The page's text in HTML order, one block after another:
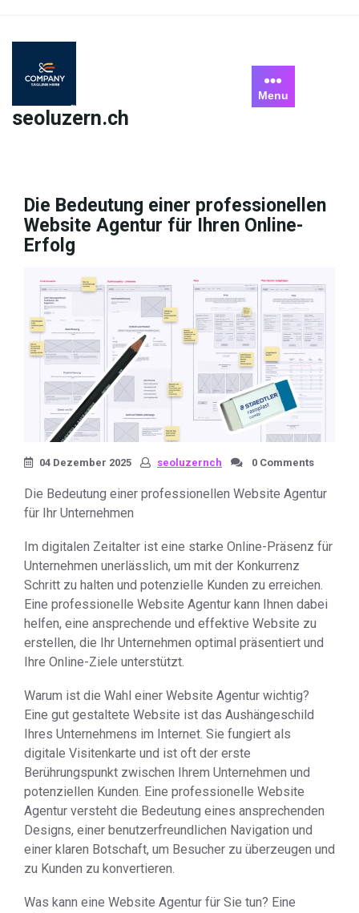
content
seoluzern.ch
Menu
Die Bedeutung einer professionellen
Website Agentur für Ihren Online-
Erfolg
04 Dezember 2025 seoluzernch 0 Comments
Die Bedeutung einer professionellen Website Agentur
für Ihr Unternehmen
Im digitalen Zeitalter ist eine starke Online-Präsenz für
Unternehmen unerlässlich, um mit der Konkurrenz
Schritt zu halten und potenzielle Kunden zu erreichen.
Eine professionelle Website Agentur kann Ihnen dabei
helfen, eine ansprechende und effektive Website zu
erstellen, die Ihr Unternehmen optimal präsentiert und
Ihre Online-Ziele unterstützt.
Warum ist die Wahl einer Website Agentur wichtig?
Eine gut gestaltete Website ist das Aushängeschild
Ihres Unternehmens im Internet. Sie fungiert als
digitale Visitenkarte und ist oft der erste
Berührungspunkt zwischen Ihrem Unternehmen und
potenziellen Kunden. Eine professionelle Website
Agentur versteht die Bedeutung eines ansprechenden
Designs, einer benutzerfreundlichen Navigation und
einer klaren Botschaft, um Besucher zu überzeugen und
zu Kunden zu konvertieren.
Was kann eine Website Agentur für Sie tun? Eine